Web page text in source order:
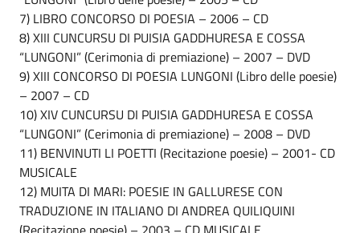
7) LIBRO CONCORSO DI POESIA – 2006 – CD
8) XIII CUNCURSU DI PUISIA GADDHURESA E COSSA
“LUNGONI” (Cerimonia di premiazione) – 2007 – DVD
9) XIII CONCORSO DI POESIA LUNGONI (Libro delle poesie)
– 2007 – CD
10) XIV CUNCURSU DI PUISIA GADDHURESA E COSSA
“LUNGONI” (Cerimonia di premiazione) – 2008 – DVD
11) BENVINUTI LI POETTI (Recitazione poesie) – 2001- CD
MUSICALE
12) MUITA DI MARI: POESIE IN GALLURESE CON
TRADUZIONE IN ITALIANO DI ANDREA QUILIQUINI